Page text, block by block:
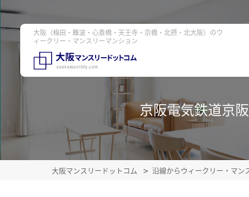
大阪（梅田・難波・心斎橋・天王寺・京橋・北摂・北大阪）のウ
ィークリー・マンスリーマンション
京阪電気鉄道京
大阪マンスリードットコム 沿線からウィークリー・マン